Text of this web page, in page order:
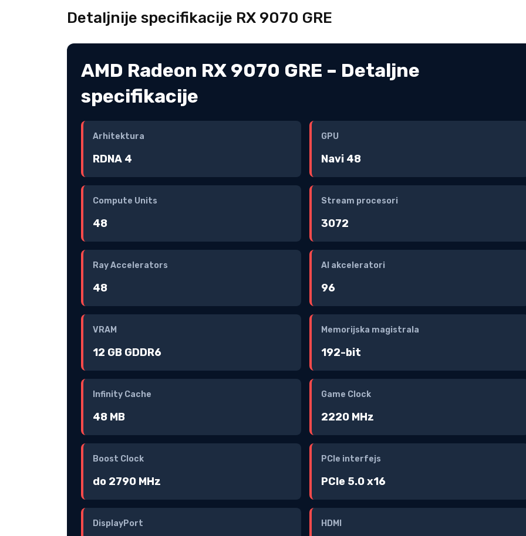
Detaljnije specifikacije RX 9070 GRE
AMD Radeon RX 9070 GRE – Detaljne
specifikacije
Arhitektura
RDNA 4
GPU
Navi 48
Compute Units
48
Stream procesori
3072
Ray Accelerators
48
AI akceleratori
96
VRAM
12 GB GDDR6
Memorijska magistrala
192-bit
Infinity Cache
48 MB
Game Clock
2220 MHz
Boost Clock
do 2790 MHz
PCIe interfejs
PCIe 5.0 x16
DisplayPort HDMI